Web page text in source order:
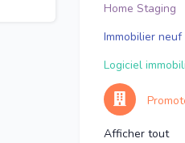
Home Staging
Immobilier neuf
Logiciel
Afficher tout